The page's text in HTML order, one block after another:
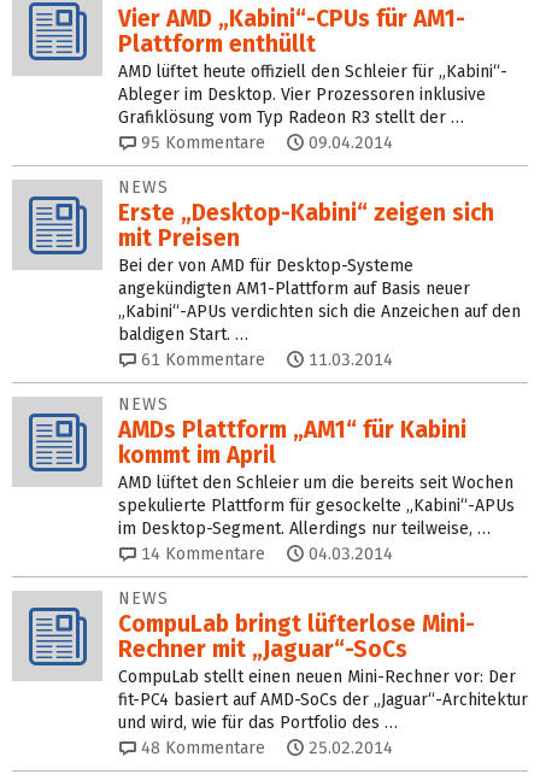
Vier AMD „Kabini“-CPUs für AM1-
Plattform enthüllt
AMD lüftet heute offiziell den Schleier für „Kabini“-
Ableger im Desktop. Vier Prozessoren inklusive
Grafiklösung vom Typ Radeon R3 stellt der …
95 Kommentare 09.04.2014
NEWS
Erste „Desktop-Kabini“ zeigen sich
mit Preisen
Bei der von AMD für Desktop-Systeme
angekündigten AM1-Plattform auf Basis neuer
„Kabini“-APUs verdichten sich die Anzeichen auf den
baldigen Start. …
61 Kommentare 11.03.2014
NEWS
AMDs Plattform „AM1“ für Kabini
kommt im April
AMD lüftet den Schleier um die bereits seit Wochen
spekulierte Plattform für gesockelte „Kabini“-APUs
im Desktop-Segment. Allerdings nur teilweise, …
14 Kommentare 04.03.2014
NEWS
CompuLab bringt lüfterlose Mini-
Rechner mit „Jaguar“-SoCs
CompuLab stellt einen neuen Mini-Rechner vor: Der
fit-PC4 basiert auf AMD-SoCs der „Jaguar“-Architektur
und wird, wie für das Portfolio des …
48 Kommentare 25.02.2014